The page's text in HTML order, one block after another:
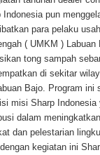
Indonesia pun
para pelaku
( UMKM ) Labuan
tong sampah
di sekitar
Bajo. Program ini
misi Sharp Indonesia
dalam
dan pelestarian
kegiatan ini